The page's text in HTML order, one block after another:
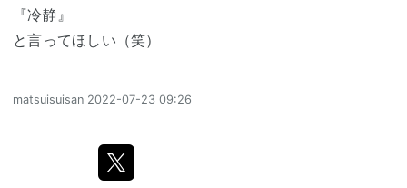
『冷静』
と言ってほしい（笑）
matsuisuisan 2022-07-23 09:26